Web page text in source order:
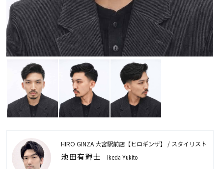
HIRO GINZA 大宮駅前店【ヒロギンザ】 / スタイリスト
池田有輝士 Ikeda Yukito